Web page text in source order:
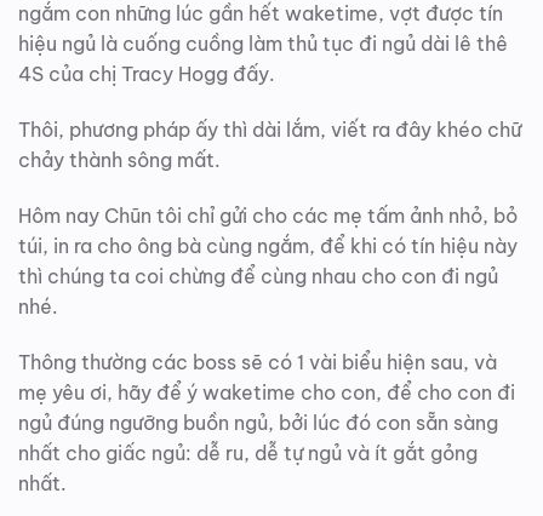
ngắm con những lúc gần hết waketime, vợt được tín
hiệu ngủ là cuống cuồng làm thủ tục đi ngủ dài lê thê
4S của chị Tracy Hogg đấy.
Thôi, phương pháp ấy thì dài lắm, viết ra đây khéo chữ
chảy thành sông mất.
Hôm nay Chũn tôi chỉ gửi cho các mẹ tấm ảnh nhỏ, bỏ
túi, in ra cho ông bà cùng ngắm, để khi có tín hiệu này
thì chúng ta coi chừng để cùng nhau cho con đi ngủ
nhé.
Thông thường các boss sẽ có 1 vài biểu hiện sau, và
mẹ yêu ơi, hãy để ý waketime cho con, để cho con đi
ngủ đúng ngưỡng buồn ngủ, bởi lúc đó con sẵn sàng
nhất cho giấc ngủ: dễ ru, dễ tự ngủ và ít gắt gỏng
nhất.